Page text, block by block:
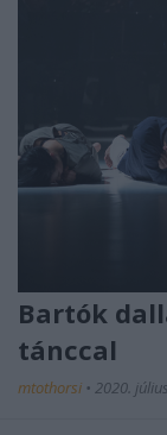
Bartók
tánccal
mtothorsi • 2020.